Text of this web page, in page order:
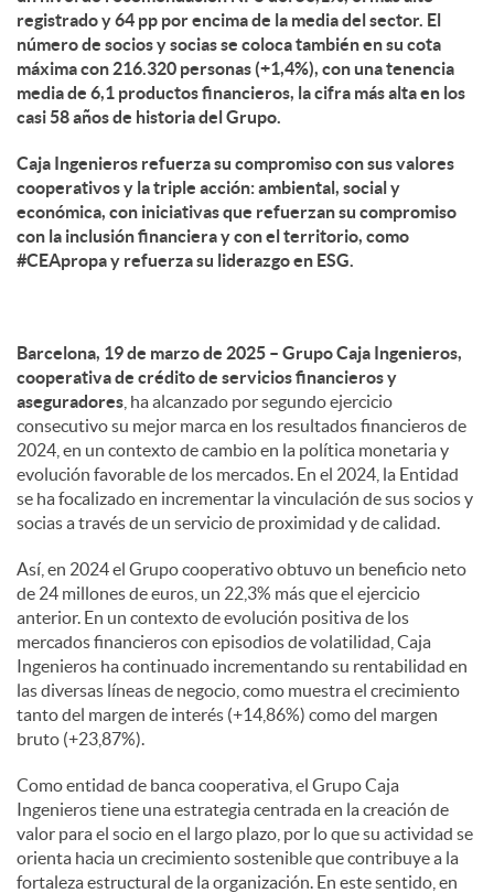
registrado y 64 pp por encima de la media del sector. El
número de socios y socias se coloca también en su cota
máxima con 216.320 personas (+1,4%), con una tenencia
media de 6,1 productos financieros, la cifra más alta en los
casi 58 años de historia del Grupo.
Caja Ingenieros refuerza su compromiso con sus valores
cooperativos y la triple acción: ambiental, social y
económica, con iniciativas que refuerzan su compromiso
con la inclusión financiera y con el territorio, como
#CEApropa y refuerza su liderazgo en ESG.
Barcelona, 19 de marzo de 2025 – Grupo Caja Ingenieros,
cooperativa de crédito de servicios financieros y
aseguradores , ha alcanzado por segundo ejercicio
consecutivo su mejor marca en los resultados financieros de
2024, en un contexto de cambio en la política monetaria y
evolución favorable de los mercados. En el 2024, la Entidad
se ha focalizado en incrementar la vinculación de sus socios y
socias a través de un servicio de proximidad y de calidad.
Así, en 2024 el Grupo cooperativo obtuvo un beneficio neto
de 24 millones de euros, un 22,3% más que el ejercicio
anterior. En un contexto de evolución positiva de los
mercados financieros con episodios de volatilidad, Caja
Ingenieros ha continuado incrementando su rentabilidad en
las diversas líneas de negocio, como muestra el crecimiento
tanto del margen de interés (+14,86%) como del margen
bruto (+23,87%).
Como entidad de banca cooperativa, el Grupo Caja
Ingenieros tiene una estrategia centrada en la creación de
valor para el socio en el largo plazo, por lo que su actividad se
orienta hacia un crecimiento sostenible que contribuye a la
fortaleza estructural de la organización. En este sentido, en